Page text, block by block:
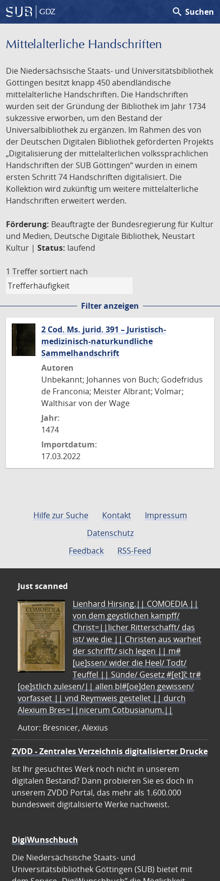
GDZ search Suchen
Mittelalterliche Handschriften
Die Niedersächsische Staats- und Universitätsbibliothek
Göttingen besitzt knapp 450 abendländische
mittelalterliche Handschriften. Die Handschriften
wurden seit der Gründung der Bibliothek im Jahr 1734
sukzessive erworben, um den Bestand der
Universalbibliothek zu ergänzen. Im Rahmen des von
der Deutschen Digitalen Bibliothek geförderten Projekts
„Digitalisierung der mittelalterlichen volkssprachlichen
Handschriften der SUB Göttingen“ wurden in einem
ersten Schritt 74 Handschriften digitalisiert. Die
Kollektion wird zukünftig um weitere mittelalterliche
Handschriften erweitert werden.
Förderung: Beauftragte der Bundesregierung für Kultur
und Medien, Deutsche Digitale Bibliothek, Neustart
Kultur | Status: laufend
1 Treffer sortiert nach
Filter anzeigen
2 Cod. Ms. jurid. 391 – Juristisch-
medizinisch-naturkundliche
Sammelhandschrift
Autoren
Unbekannt; Johannes von Buch; Godefridus
de Franconia; Meister Albrant; Volmar;
Walthisar von der Wage
Jahr:
1474
Importdatum:
17.03.2022
Hilfe zur Suche Kontakt
Impressum
Datenschutz
Feedback
RSS-Feed
Just scanned
Lienhard Hirsing.|| COMOEDIA ||
von dem geystlichen kampff/
Christ=||licher Ritterschafft/ das
ist/ wie die || Christen aus warheit
der schrifft/ sich legen || m#
[ue]ssen/ wider die Heel/ Todt/
Teuffel || Sünde/ Gesetz #[et]c̃ tr#
[oe]stlich zulesen/|| allen bl#[oe]den gewissen/
vorfasset || vnd Reymweis gestellet || durch
Alexium Bres=||nicerum Cotbusianum.||
Autor: Bresnicer, Alexius
ZVDD - Zentrales Verzeichnis digitalisierter Drucke
Ist Ihr gesuchtes Werk noch nicht in unserem
digitalen Bestand? Dann probieren Sie es doch in
unserem ZVDD Portal, das mehr als 1.600.000
bundesweit digitalisierte Werke nachweist.
DigiWunschbuch
Die Niedersächsische Staats- und
Universitätsbibliothek Göttingen (SUB) bietet mit